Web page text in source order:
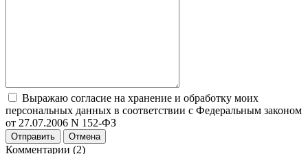
Выражаю согласие на хранение и обработку моих
персональных данных в соответствии с Федеральным законом
от 27.07.2006 N 152-ФЗ
Отправить Отмена
Комментарии (2)